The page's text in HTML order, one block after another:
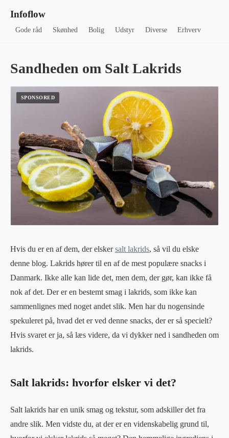
Infoflow
Gode råd Skønhed Bolig Udstyr Diverse Erhverv
Sandheden om Salt Lakrids
Hvis du er en af dem, der elskersalt lakrids, så vil du elske
denne blog. Lakrids hører til en af de mest populære snacks i
Danmark. Ikke alle kan lide det, men dem, der gør, kan ikke få
nok af det. Der er en bestemt smag i lakrids, som ikke kan
sammenlignes med noget andet slik. Men har du nogensinde
spekuleret på, hvad det er ved denne snacks, der er så specielt?
Hvis svaret er ja, så læs videre, da vi dykker ned i sandheden om
lakrids.
Salt lakrids: hvorfor elsker vi det?
Salt lakrids har en unik smag og tekstur, som adskiller det fra
andre slik. Men vidste du, at der er en videnskabelig grund til,